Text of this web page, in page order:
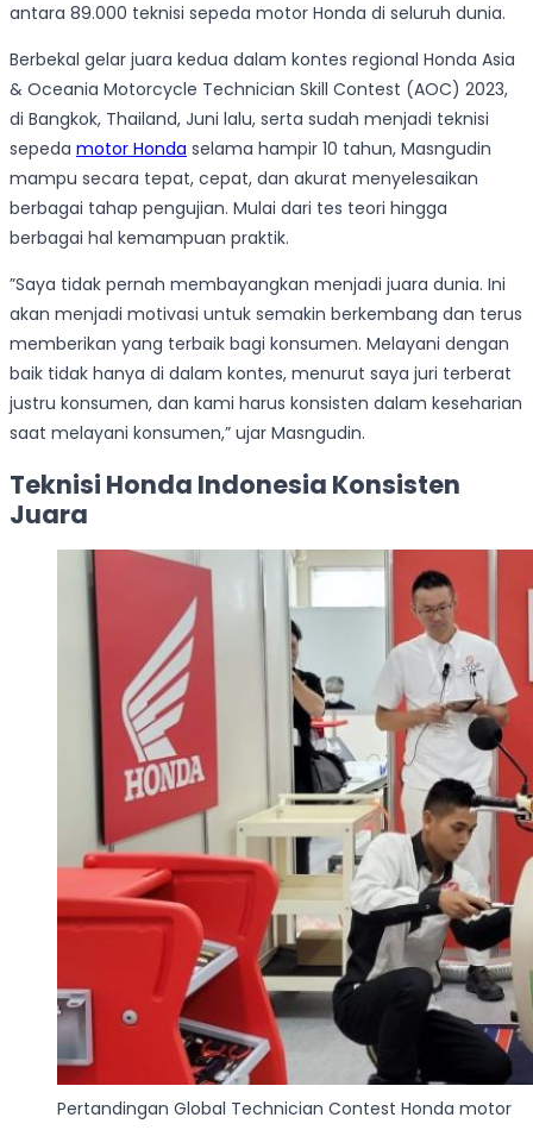
antara 89.000 teknisi sepeda motor Honda di seluruh dunia.
Berbekal gelar juara kedua dalam kontes regional Honda Asia
& Oceania Motorcycle Technician Skill Contest (AOC) 2023,
di Bangkok, Thailand, Juni lalu, serta sudah menjadi teknisi
sepeda motor Honda selama hampir 10 tahun, Masngudin
mampu secara tepat, cepat, dan akurat menyelesaikan
berbagai tahap pengujian. Mulai dari tes teori hingga
berbagai hal kemampuan praktik.
”Saya tidak pernah membayangkan menjadi juara dunia. Ini
akan menjadi motivasi untuk semakin berkembang dan terus
memberikan yang terbaik bagi konsumen. Melayani dengan
baik tidak hanya di dalam kontes, menurut saya juri terberat
justru konsumen, dan kami harus konsisten dalam keseharian
saat melayani konsumen,” ujar Masngudin.
Teknisi Honda Indonesia Konsisten
Juara
Pertandingan Global Technician Contest Honda motor